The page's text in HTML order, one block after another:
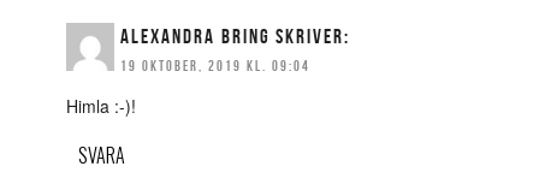
ALEXANDRA BRING SKRIVER:
19 OKTOBER, 2019 KL. 09:04
Himla :-)!
SVARA